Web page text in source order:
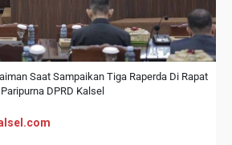
Saat Sampaikan Tiga Raperda Di Rapat
Paripurna DPRD Kalsel